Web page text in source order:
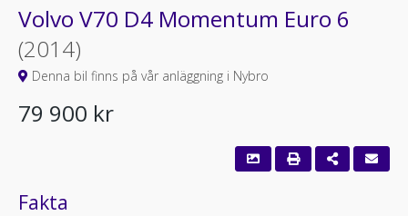
Volvo V70 D4 Momentum Euro 6
(2014)
Denna bil finns på vår anläggning i Nybro
79 900 kr
Fakta